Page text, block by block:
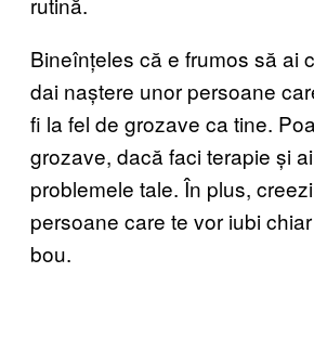
Bineînțeles că e frumos să ai
dai naștere unor persoane
fi la fel de grozave ca tine.
grozave, dacă faci terapie și
problemele tale. În plus,
persoane care te vor iubi
bou.